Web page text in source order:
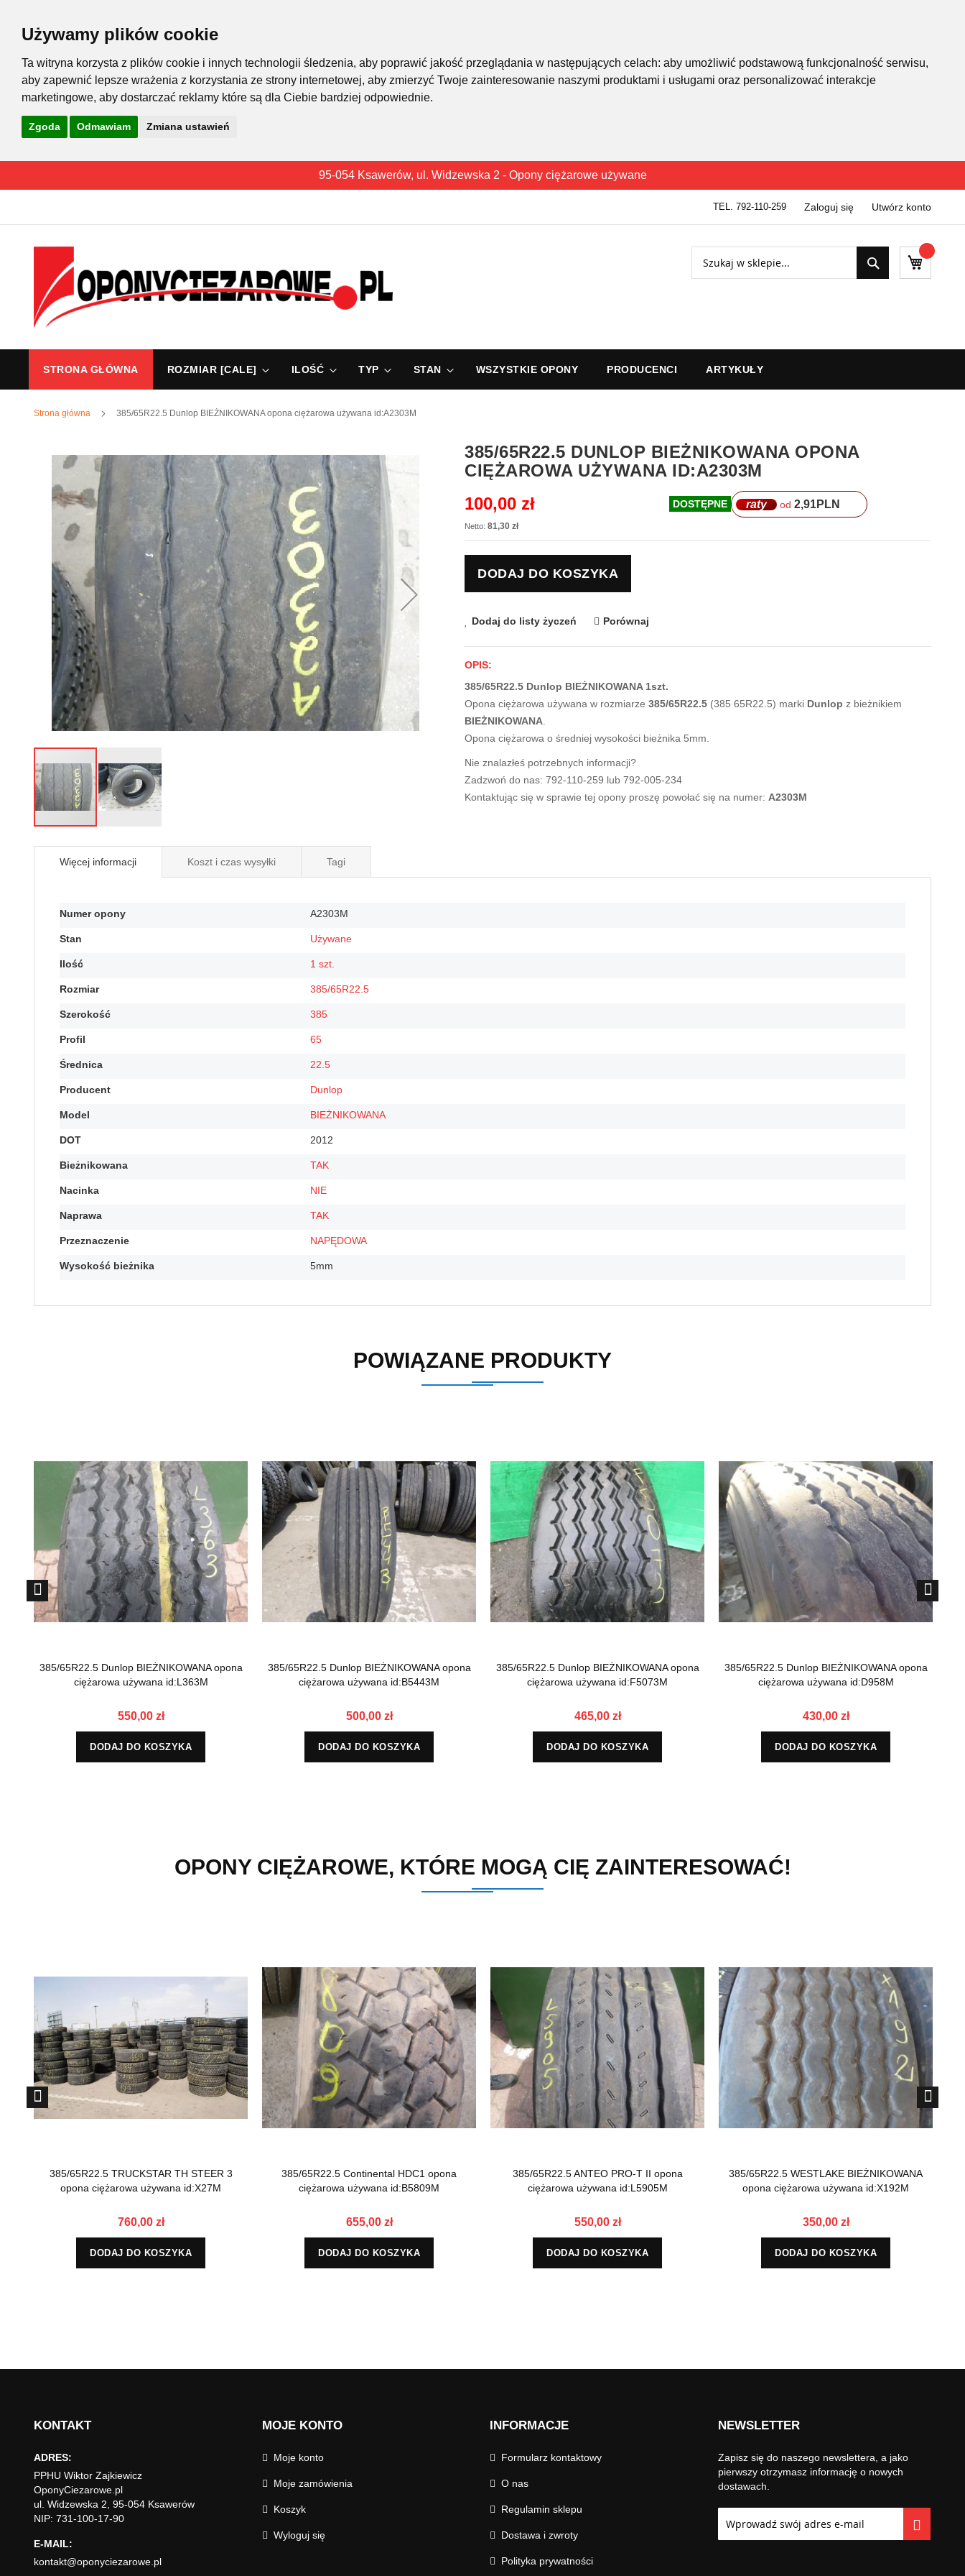
Używamy plików cookie
Ta witryna korzysta z plików cookie i innych technologii śledzenia, aby poprawić jakość przeglądania w następujących celach: aby umożliwić podstawową funkcjonalność serwisu,
aby zapewnić lepsze wrażenia z korzystania ze strony internetowej, aby zmierzyć Twoje zainteresowanie naszymi produktami i usługami oraz personalizować interakcje
marketingowe, aby dostarczać reklamy które są dla Ciebie bardziej odpowiednie.
Zgoda Odmawiam Zmiana ustawień
95-054 Ksawerów, ul. Widzewska 2 - Opony ciężarowe używane
treści
TEL. 792-110-259 Zaloguj się Utwórz konto
Mój
Szukaj
STRONA GŁÓWNA ROZMIAR [CALE] ILOŚĆ TYP STAN WSZYSTKIE OPONY PRODUCENCI ARTYKUŁY
Strona główna 385/65R22.5 Dunlop BIEŻNIKOWANA opona ciężarowa używana id:A2303M
galerii
na
początek
385/65R22.5 DUNLOP BIEŻNIKOWANA OPONA
CIĘŻAROWA UŻYWANA ID:A2303M
100,00 zł
81,30 zł
DOSTĘPNE raty od 2,91PLN
DODAJ DO KOSZYKA
Dodaj do listy życzeń Porównaj
OPIS:
385/65R22.5 Dunlop BIEŻNIKOWANA 1szt.
Opona ciężarowa używana w rozmiarze 385/65R22.5 (385 65R22.5) marki Dunlop z bieżnikiem
BIEŻNIKOWANA.
Opona ciężarowa o średniej wysokości bieżnika 5mm.
Nie znalazłeś potrzebnych informacji?
Zadzwoń do nas: 792-110-259 lub 792-005-234
Kontaktując się w sprawie tej opony proszę powołać się na numer: A2303M
Więcej informacji
Więcej
Numer opony A2303M
Stan Używane
Ilość 1 szt.
Rozmiar 385/65R22.5
Szerokość 385
Profil 65
Średnica 22.5
Producent Dunlop
Model BIEŻNIKOWANA
DOT 2012
Bieżnikowana TAK
Nacinka NIE
Naprawa TAK
Przeznaczenie NAPĘDOWA
Wysokość bieżnika 5mm
Koszt i czas wysyłki Tagi
POWIĄZANE PRODUKTY
385/65R22.5 Dunlop BIEŻNIKOWANA opona
ciężarowa używana id:L363M
550,00 zł
DODAJ DO KOSZYKA
385/65R22.5 Dunlop BIEŻNIKOWANA opona
ciężarowa używana id:B5443M
500,00 zł
DODAJ DO KOSZYKA
385/65R22.5 Dunlop BIEŻNIKOWANA opona
ciężarowa używana id:F5073M
465,00 zł
DODAJ DO KOSZYKA
385/65R22.5 Dunlop BIEŻNIKOWANA opona
ciężarowa używana id:D958M
430,00 zł
DODAJ DO KOSZYKA
OPONY CIĘŻAROWE, KTÓRE MOGĄ CIĘ ZAINTERESOWAĆ!
385/65R22.5 TRUCKSTAR TH STEER 3
opona ciężarowa używana id:X27M
760,00 zł
DODAJ DO KOSZYKA
385/65R22.5 Continental HDC1 opona
ciężarowa używana id:B5809M
655,00 zł
DODAJ DO KOSZYKA
385/65R22.5 ANTEO PRO-T II opona
ciężarowa używana id:L5905M
550,00 zł
DODAJ DO KOSZYKA
385/65R22.5 WESTLAKE BIEŻNIKOWANA
opona ciężarowa używana id:X192M
350,00 zł
DODAJ DO KOSZYKA
KONTAKT
ADRES:
PPHU Wiktor Zajkiewicz
OponyCiezarowe.pl
ul. Widzewska 2, 95-054 Ksawerów
NIP: 731-100-17-90
E-MAIL:
kontakt@oponyciezarowe.pl
MOJE KONTO
Moje konto
Moje zamówienia
Koszyk
Wyloguj się
INFORMACJE
Formularz kontaktowy
O nas
Regulamin sklepu
Dostawa i zwroty
Polityka prywatności
NEWSLETTER
Zapisz się do naszego newslettera, a jako
pierwszy otrzymasz informację o nowych
dostawach.
nasz
newsletter: